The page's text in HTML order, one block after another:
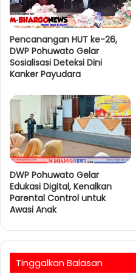
Pencanangan HUT ke-26,
DWP Pohuwato Gelar
Sosialisasi Deteksi Dini
Kanker Payudara
DWP Pohuwato Gelar
Edukasi Digital, Kenalkan
Parental Control untuk
Awasi Anak
Tinggalkan Balasan